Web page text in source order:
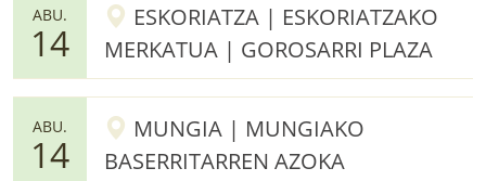
ABU.
14
ESKORIATZA | ESKORIATZAKO
MERKATUA | GOROSARRI PLAZA
ABU.
14
MUNGIA | MUNGIAKO
BASERRITARREN AZOKA